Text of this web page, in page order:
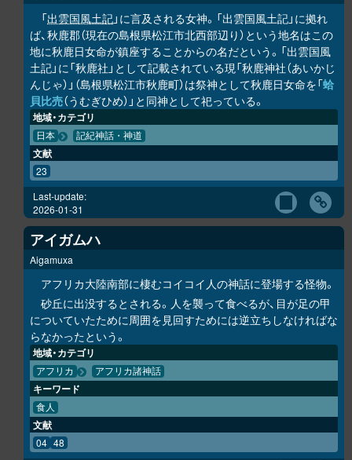
「出雲国風土記」に言及される女神。「出雲国風土記」に拠れ
ば、秋鹿郡（現在の島根県松江市北西部辺り）という地名はこの
地に秋鹿日女命が鎮座することからの名だという。「出雲国風
土記」に「秋鹿社」として記載されている現「秋鹿神社（あいかじ
んじゃ）」（島根県松江市秋鹿町）は祭神として秋鹿日女命を「蛤
貝比売（うむぎひめ）」と同神として祀っている。
地域・カテゴリ
日本 記紀神話・神道
文献
23
Last-update:
2026-01-31
アイガムハ
Aigamuxa
アフリカ大陸南部に棲むコイコイ人の神話に登場する怪物。
砂丘に出没するとされる。人を襲って食べるが、目が足の甲
についていたために周囲を見回すためには逆立ちしなければな
らなかったという。
地域・カテゴリ
アフリカ アフリカ諸神話
キーワード
食人
文献
04 48